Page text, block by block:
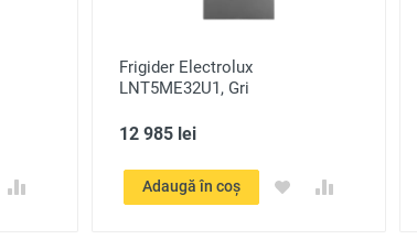
Frigider Electrolux
LNT5ME32U1, Gri
12 985 lei
Adaugă în coș